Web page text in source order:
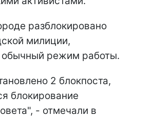
разблокировано
милиции,
обычный режим работы.
2 блокпоста,
блокирование
- отмечали в